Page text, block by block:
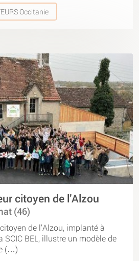
Occitanie
citoyen de l’Alzou
(46)
de l’Alzou, implanté à
SCIC BEL, illustre un modèle de
(…)